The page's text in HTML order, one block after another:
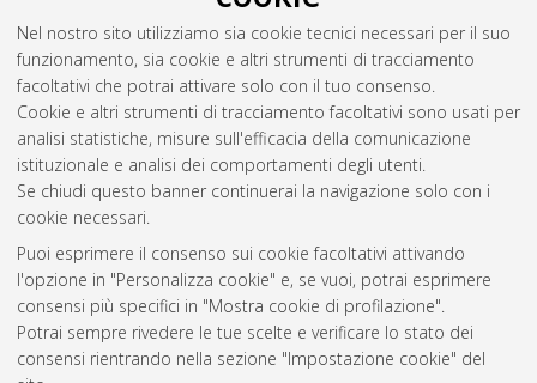
Nel nostro sito utilizziamo sia cookie tecnici necessari per il suo
funzionamento, sia cookie e altri strumenti di tracciamento
facoltativi che potrai attivare solo con il tuo consenso.
Cookie e altri strumenti di tracciamento facoltativi sono usati per
analisi statistiche, misure sull'efficacia della comunicazione
istituzionale e analisi dei comportamenti degli utenti.
Se chiudi questo banner continuerai la navigazione solo con i
cookie necessari.
Puoi esprimere il consenso sui cookie facoltativi attivando
l'opzione in "Personalizza cookie" e, se vuoi, potrai esprimere
consensi più specifici in "Mostra cookie di profilazione".
Potrai sempre rivedere le tue scelte e verificare lo stato dei
consensi rientrando nella sezione "Impostazione cookie" del
Bologna. Dottorato di ricerca inStudi globali e internazionali -
global and international studies, 30 Ciclo. DOI
10.6092/unibo/amsdottorato/8618.
Questa lista e' stata generata il Wed Aug 5 20:45:08 2026
Atom
Rss 1.0
Rss 2.0